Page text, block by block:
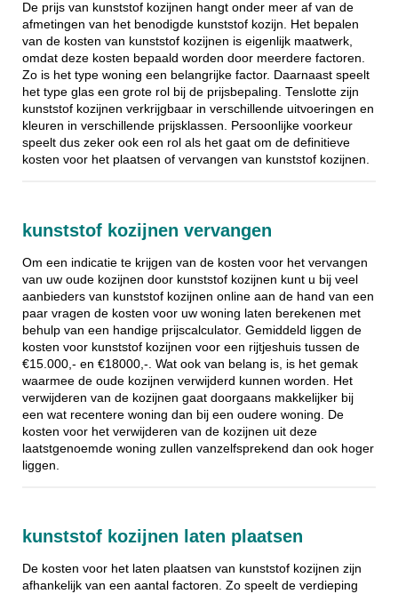
De prijs van kunststof kozijnen hangt onder meer af van de
afmetingen van het benodigde kunststof kozijn. Het bepalen
van de kosten van kunststof kozijnen is eigenlijk maatwerk,
omdat deze kosten bepaald worden door meerdere factoren.
Zo is het type woning een belangrijke factor. Daarnaast speelt
het type glas een grote rol bij de prijsbepaling. Tenslotte zijn
kunststof kozijnen verkrijgbaar in verschillende uitvoeringen en
kleuren in verschillende prijsklassen. Persoonlijke voorkeur
speelt dus zeker ook een rol als het gaat om de definitieve
kosten voor het plaatsen of vervangen van kunststof kozijnen.
kunststof kozijnen vervangen
Om een indicatie te krijgen van de kosten voor het vervangen
van uw oude kozijnen door kunststof kozijnen kunt u bij veel
aanbieders van kunststof kozijnen online aan de hand van een
paar vragen de kosten voor uw woning laten berekenen met
behulp van een handige prijscalculator. Gemiddeld liggen de
kosten voor kunststof kozijnen voor een rijtjeshuis tussen de
€15.000,- en €18000,-. Wat ook van belang is, is het gemak
waarmee de oude kozijnen verwijderd kunnen worden. Het
verwijderen van de kozijnen gaat doorgaans makkelijker bij
een wat recentere woning dan bij een oudere woning. De
kosten voor het verwijderen van de kozijnen uit deze
laatstgenoemde woning zullen vanzelfsprekend dan ook hoger
liggen.
kunststof kozijnen laten plaatsen
De kosten voor het laten plaatsen van kunststof kozijnen zijn
afhankelijk van een aantal factoren. Zo speelt de verdieping